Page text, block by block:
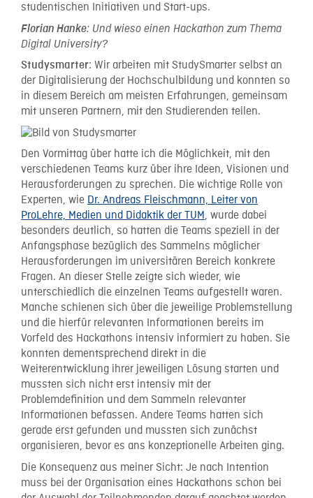
studentischen Initiativen und Start-ups.
Florian Hanke: Und wieso einen Hackathon zum Thema
Digital University?
Studysmarter: Wir arbeiten mit StudySmarter selbst an
der Digitalisierung der Hochschulbildung und konnten so
in diesem Bereich am meisten Erfahrungen, gemeinsam
mit unseren Partnern, mit den Studierenden teilen.
Den Vormittag über hatte ich die Möglichkeit, mit den
verschiedenen Teams kurz über ihre Ideen, Visionen und
Herausforderungen zu sprechen. Die wichtige Rolle von
Experten, wie Dr. Andreas Fleischmann, Leiter von
ProLehre, Medien und Didaktik der TUM, wurde dabei
besonders deutlich, so hatten die Teams speziell in der
Anfangsphase bezüglich des Sammelns möglicher
Herausforderungen im universitären Bereich konkrete
Fragen. An dieser Stelle zeigte sich wieder, wie
unterschiedlich die einzelnen Teams aufgestellt waren.
Manche schienen sich über die jeweilige Problemstellung
und die hierfür relevanten Informationen bereits im
Vorfeld des Hackathons intensiv informiert zu haben. Sie
konnten dementsprechend direkt in die
Weiterentwicklung ihrer jeweiligen Lösung starten und
mussten sich nicht erst intensiv mit der
Problemdefinition und dem Sammeln relevanter
Informationen befassen. Andere Teams hatten sich
gerade erst gefunden und mussten sich zunächst
organisieren, bevor es ans konzeptionelle Arbeiten ging.
Die Konsequenz aus meiner Sicht: Je nach Intention
muss bei der Organisation eines Hackathons schon bei